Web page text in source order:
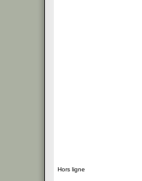
Hors ligne